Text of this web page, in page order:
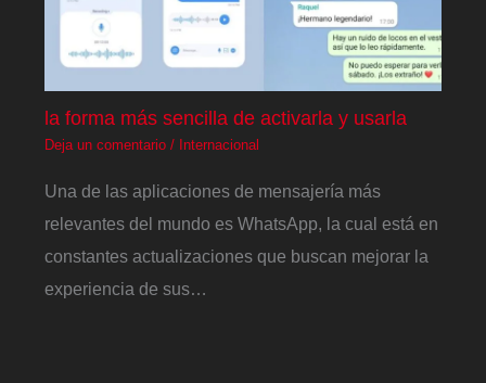
la forma más sencilla de activarla y usarla
Deja un comentario / Internacional
Una de las aplicaciones de mensajería más
relevantes del mundo es WhatsApp, la cual está en
constantes actualizaciones que buscan mejorar la
experiencia de sus…